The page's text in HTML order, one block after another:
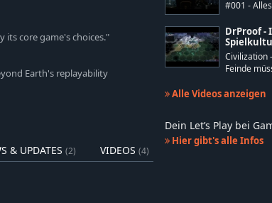
ein reiches kulturelles und
Relikte, um für deine
hinzugefügt. Urzeitliche
Landschaft einer Welt, die
Alter ausgekühlt und
its core game's choices."
Earth's replayability
& UPDATES (2) VIDEOS (4)
#001 -
DrProof -
Civilization
Feinde
Alle Videos anzeigen
Dein Let’s Play bei
Hier gibt's alle Infos